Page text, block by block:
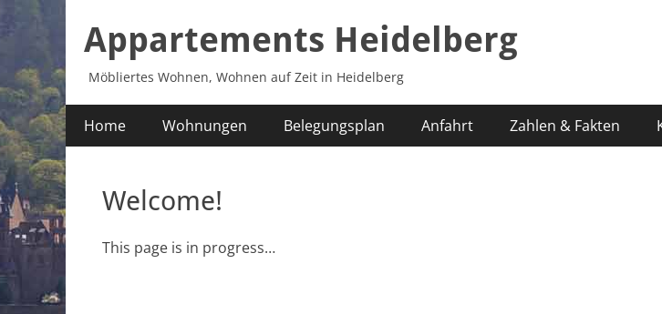
Appartements Heidelberg
Möbliertes Wohnen, Wohnen auf Zeit in Heidelberg
Primäres
Menü
Zum
Inhalt
springen
Home Wohnungen Belegungsplan Anfahrt Zahlen & Fakten
Welcome!
This page is in progress…